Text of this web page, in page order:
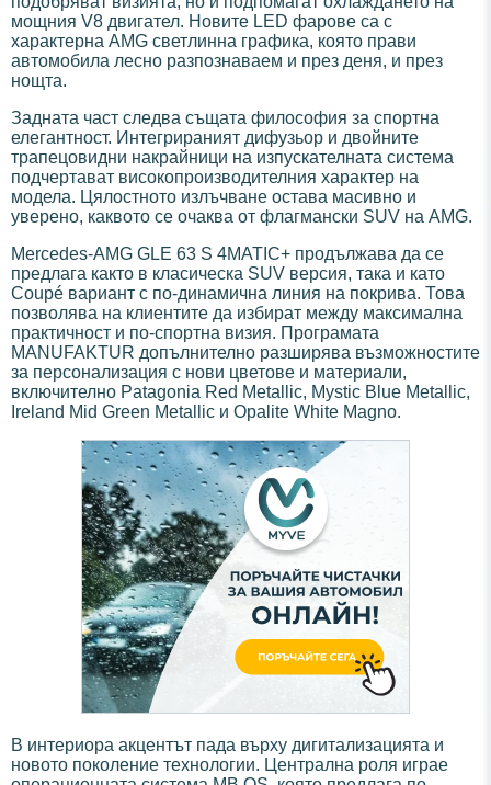
мощния V8 двигател. Новите LED фарове са с
характерна AMG светлинна графика, която прави
автомобила лесно разпознаваем и през деня, и през
нощта.
Задната част следва същата философия за спортна
елегантност. Интегрираният дифузьор и двойните
трапецовидни накрайници на изпускателната система
подчертават високопроизводителния характер на
модела. Цялостното излъчване остава масивно и
уверено, каквото се очаква от флагмански SUV на AMG.
Mercedes-AMG GLE 63 S 4MATIC+ продължава да се
предлага както в класическа SUV версия, така и като
Coupé вариант с по-динамична линия на покрива. Това
позволява на клиентите да избират между максимална
практичност и по-спортна визия. Програмата
MANUFAKTUR допълнително разширява възможностите
за персонализация с нови цветове и материали,
включително Patagonia Red Metallic, Mystic Blue Metallic,
Ireland Mid Green Metallic и Opalite White Magno.
В интериора акцентът пада върху дигитализацията и
новото поколение технологии. Централна роля играе